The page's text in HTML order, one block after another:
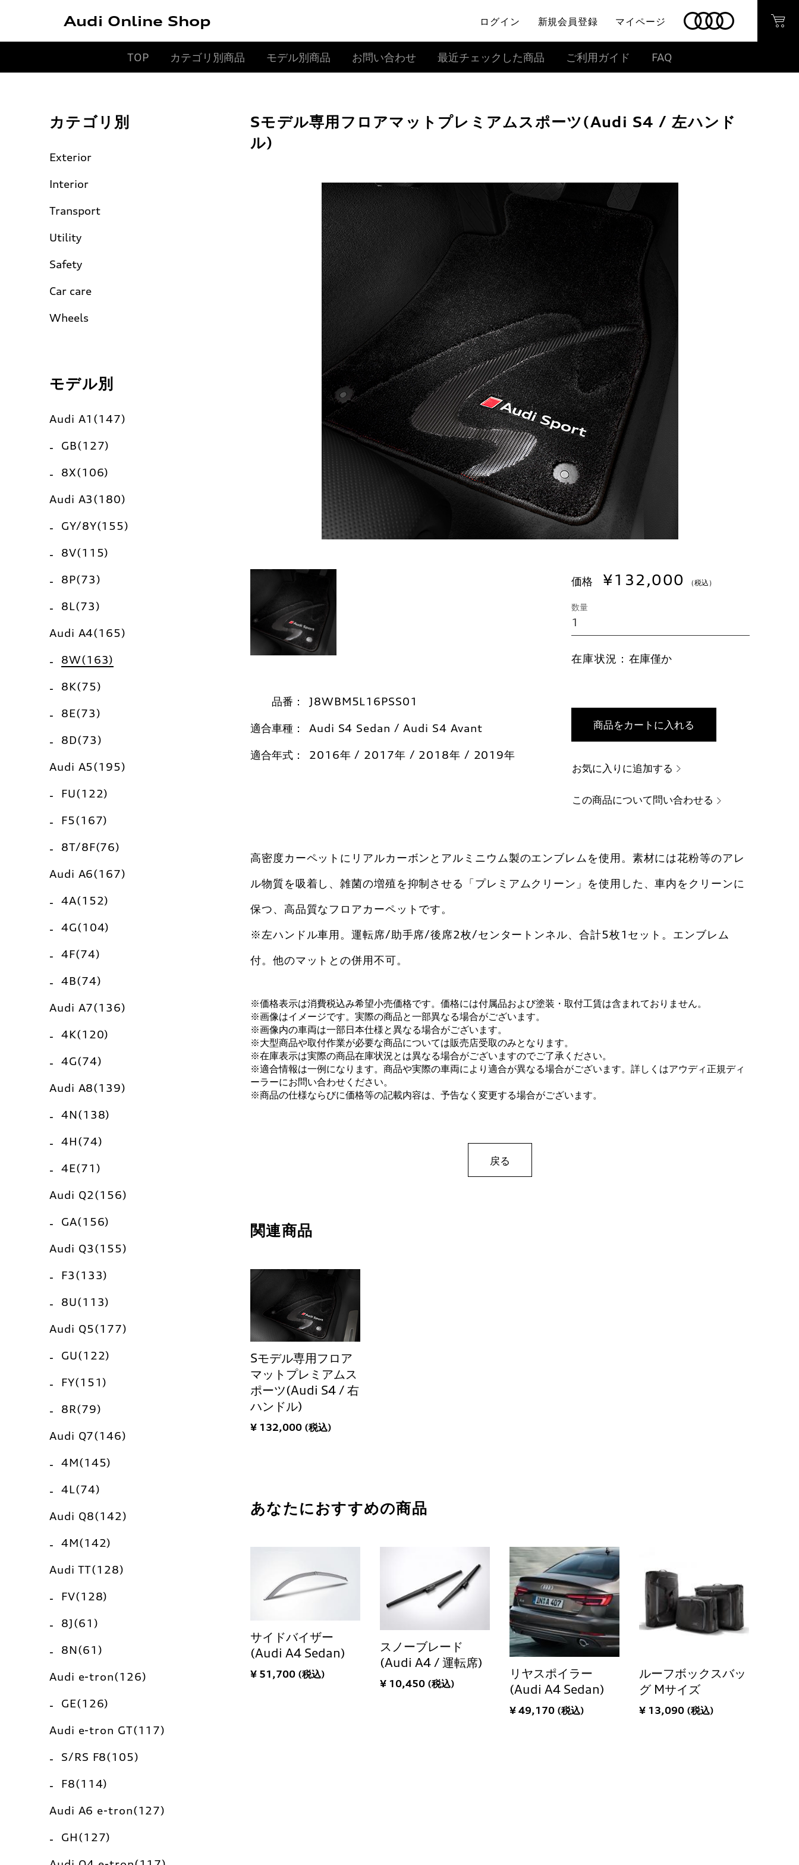
Audi Online Shop ログイン 新規会員登録 マイページ
TOP カテゴリ別商品 モデル別商品 お問い合わせ 最近チェックした商品 ご利用ガイド FAQ
カテゴリ別
Exterior
Interior
Transport
Utility
Safety
Car care
Wheels
モデル別
Audi A1(147)
GB(127)
8X(106)
Audi A3(180)
GY/8Y(155)
8V(115)
8P(73)
8L(73)
Audi A4(165)
8W(163)
8K(75)
8E(73)
8D(73)
Audi A5(195)
FU(122)
F5(167)
8T/8F(76)
Audi A6(167)
4A(152)
4G(104)
4F(74)
4B(74)
Audi A7(136)
4K(120)
4G(74)
Audi A8(139)
4N(138)
4H(74)
4E(71)
Audi Q2(156)
GA(156)
Audi Q3(155)
F3(133)
8U(113)
Audi Q5(177)
GU(122)
FY(151)
8R(79)
Audi Q7(146)
4M(145)
4L(74)
Audi Q8(142)
4M(142)
Audi TT(128)
FV(128)
8J(61)
8N(61)
Audi e-tron(126)
GE(126)
Audi e-tron GT(117)
S/RS F8(105)
F8(114)
Audi A6 e-tron(127)
GH(127)
Sモデル専用フロアマットプレミアムスポーツ(Audi S4 / 左ハンド
ル)
品番： J8WBM5L16PSS01
適合車種： Audi S4 Sedan / Audi S4 Avant
適合年式： 2016年 / 2017年 / 2018年 / 2019年
価格 ¥132,000 （税込）
数量
在庫状況： 在庫僅か
商品をカートに入れる
お気に入りに追加する
この商品について問い合わせる
高密度カーペットにリアルカーボンとアルミニウム製のエンブレムを使用。素材には花粉等のアレ
ル物質を吸着し、雑菌の増殖を抑制させる「プレミアムクリーン」を使用した、車内をクリーンに
保つ、高品質なフロアカーペットです。
※左ハンドル車用。運転席/助手席/後席2枚/センタートンネル、合計5枚1セット。エンブレム
付。他のマットとの併用不可。
※価格表示は消費税込み希望小売価格です。価格には付属品および塗装・取付工賃は含まれておりません。
※画像はイメージです。実際の商品と一部異なる場合がございます。
※画像内の車両は一部日本仕様と異なる場合がございます。
※大型商品や取付作業が必要な商品については販売店受取のみとなります。
※在庫表示は実際の商品在庫状況とは異なる場合がございますのでご了承ください。
※適合情報は一例になります。商品や実際の車両により適合が異なる場合がございます。詳しくはアウディ正規ディ
ーラーにお問い合わせください。
※商品の仕様ならびに価格等の記載内容は、予告なく変更する場合がございます。
戻る
関連商品
Sモデル専用フロア
マットプレミアムス
ポーツ(Audi S4 / 右
ハンドル)
¥ 132,000 (税込)
あなたにおすすめの商品
サイドバイザー
(Audi A4 Sedan)
¥ 51,700 (税込)
スノーブレード
(Audi A4 / 運転席)
¥ 10,450 (税込)
リヤスポイラー
(Audi A4 Sedan)
¥ 49,170 (税込)
ルーフボックスバッ
グ Mサイズ
¥ 13,090 (税込)